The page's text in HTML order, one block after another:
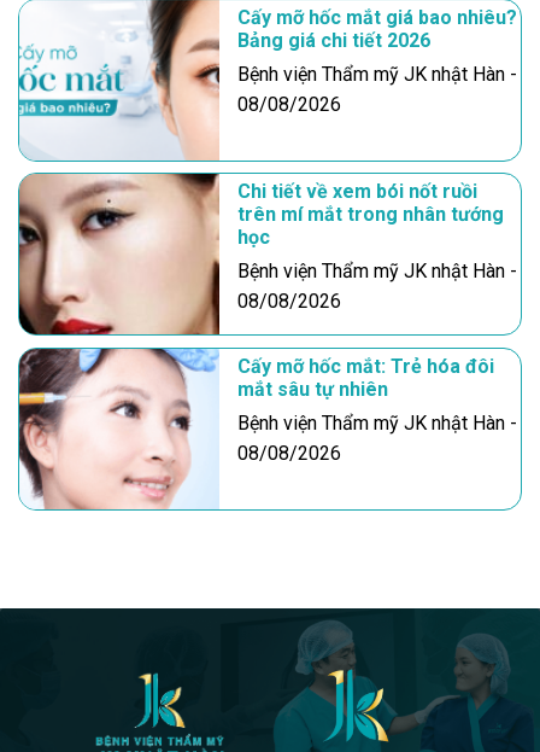
Cấy mỡ hốc mắt giá bao nhiêu?
Bảng giá chi tiết 2026
Bệnh viện Thẩm mỹ JK nhật Hàn -
08/08/2026
Chi tiết về xem bói nốt ruồi
trên mí mắt trong nhân tướng
học
Bệnh viện Thẩm mỹ JK nhật Hàn -
08/08/2026
Cấy mỡ hốc mắt: Trẻ hóa đôi
mắt sâu tự nhiên
Bệnh viện Thẩm mỹ JK nhật Hàn -
08/08/2026